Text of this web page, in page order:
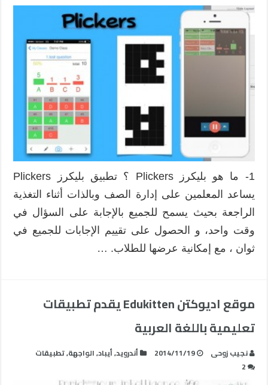
1- ما هو بليكرز Plickers ؟ تطبيق بليكرز Plickers
يساعد المعلمين على إدارة الصف وبالذات أثناء التغذية
الراجعة بحيث يسمح للجميع بالإجابة على السؤال في
وقت واحد، و الحصول على تقييم الإجابات للجميع في
ثوان ، مع إمكانية عرضها للطلاب. …
موقع اديوكتن Edukitten يقدم تطبيقات
تعليمية باللغة العربية
نجيب زوحى 2014/11/19 أندرويد,أيباد,الواجهة,تطبيقات
2